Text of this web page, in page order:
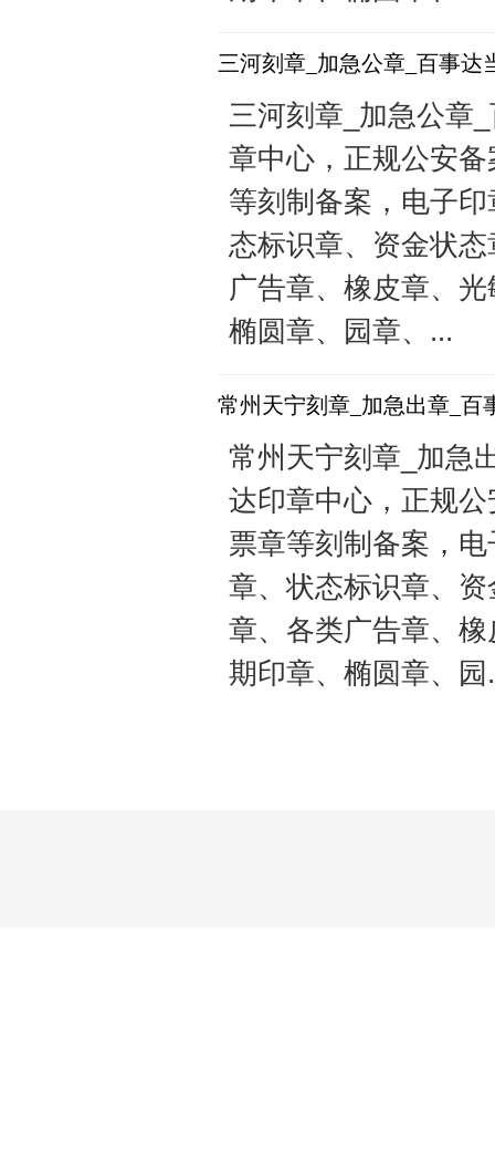
三河刻章_加急公章_百事达
三河刻章_加急公章
章中心，正规公安
等刻制备案，电子
态标识章、资金状
广告章、橡皮章、
椭圆章、园章、...
常州天宁刻章_加急出章_百
常州天宁刻章_加急
达印章中心，正规
票章等刻制备案，
章、状态标识章、
章、各类广告章、
期印章、椭圆章、园